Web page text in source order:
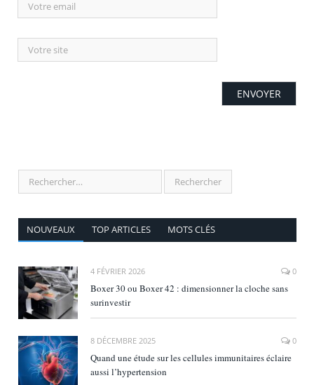
NOUVEAUX TOP ARTICLES MOTS CLÉS
4 FÉVRIER 2026 0
Boxer 30 ou Boxer 42 : dimensionner la cloche sans
surinvestir
8 DÉCEMBRE 2025 0
Quand une étude sur les cellules immunitaires éclaire
aussi l’hypertension